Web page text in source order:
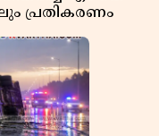
പ്രതികരണം